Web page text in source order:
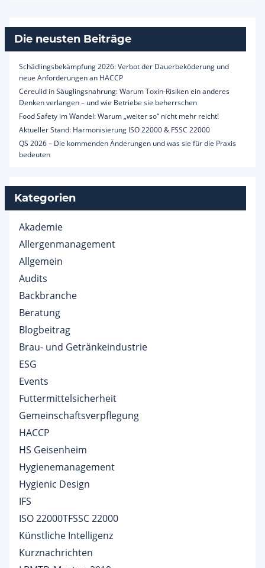
Die neusten Beiträge
Schädlingsbekämpfung 2026: Verbot der Dauerbeköderung und
neue Anforderungen an HACCP
Cereulid in Säuglingsnahrung: Warum Toxin-Risiken ein anderes
Denken verlangen – und wie Betriebe sie beherrschen
Food Safety im Wandel: Warum „weiter so“ nicht mehr reicht!
Aktueller Stand: Harmonisierung ISO 22000 & FSSC 22000
QS 2026 – Die kommenden Änderungen und was sie für die Praxis
bedeuten
Kategorien
Akademie
Allergenmanagement
Allgemein
Audits
Backbranche
Beratung
Blogbeitrag
Brau- und Getränkeindustrie
ESG
Events
Futtermittelsicherheit
Gemeinschaftsverpflegung
HACCP
HS Geisenheim
Hygienemanagement
Hygienic Design
IFS
ISO 22000TFSSC 22000
Künstliche Intelligenz
Kurznachrichten